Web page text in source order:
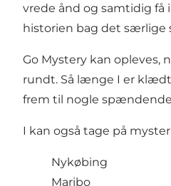
vrede ånd og samtidig få
historien bag det særlige
Go Mystery kan opleves,
rundt. Så længe I er klædt
frem til nogle
I kan også tage på
Nykøbing
Maribo